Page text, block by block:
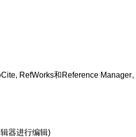
RefWorks和Reference Manager。
器进行编辑)